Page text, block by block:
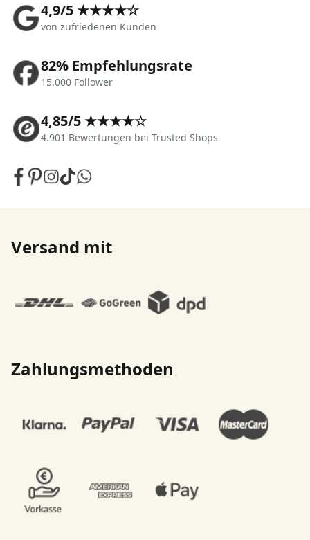
4,9/5 ★★★★☆
von zufriedenen Kunden
82% Empfehlungsrate
15.000 Follower
4,85/5 ★★★★☆
4.901 Bewertungen bei Trusted Shops
Versand mit
Zahlungsmethoden